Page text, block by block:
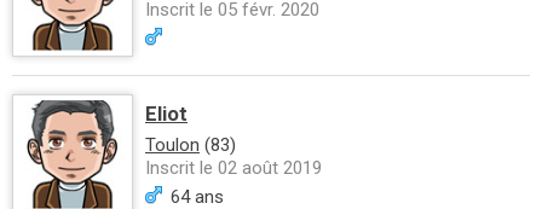
Inscrit le 05 févr. 2020
Eliot
Toulon (83)
Inscrit le 02 août 2019
64 ans